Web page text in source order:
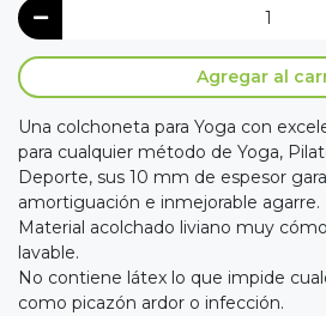
Agregar al
Una colchoneta para Yoga con
para cualquier método de Yoga,
Deporte, sus 10 mm de espesor
amortiguación e inmejorable agarre.
Material acolchado liviano muy
lavable.
No contiene látex lo que impide
como picazón ardor o infección.